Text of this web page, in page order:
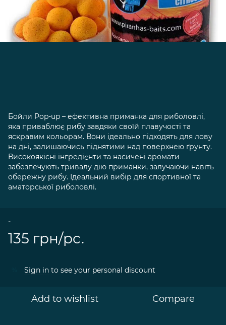
Бойли Pop-up – ефективна приманка для риболовлі,
яка приваблює рибу завдяки своїй плавучості та
яскравим кольорам. Вони ідеально підходять для лову
на дні, залишаючись піднятими над поверхнею ґрунту.
Високоякісні інгредієнти та насичені аромати
забезпечують тривалу дію приманки, залучаючи навіть
обережну рибу. Ідеальний вибір для спортивної та
аматорської риболовлі.
-
135 грн/pc.
Sign in to see your personal discount
Add to wishlist Compare